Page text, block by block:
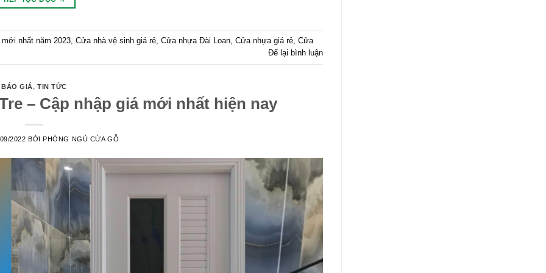
nhất năm 2023, Cửa nhà vệ sinh giá rẻ, Cửa nhựa Đài Loan, Cửa nhựa giá rẻ, Cửa
Để lại bình luận
BÁO GIÁ,TIN TỨC
– Cập nhập giá mới nhất hiện nay
2022 BỞIPHÒNG NGỦ CỬA GỖ